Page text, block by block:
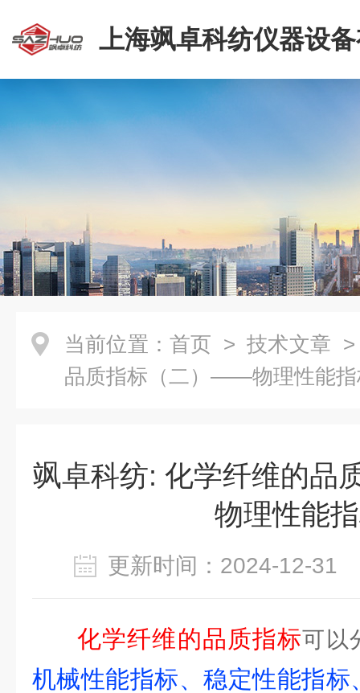
上海飒卓科纺仪器设
司
当前位置： 首页 > 技术文章
品质指标（二）——物理性能
飒卓科纺: 化学纤维的
物理性能
更新时间：2024-12-
化学纤维的品质指标可以
机械性能指标、稳定性能指